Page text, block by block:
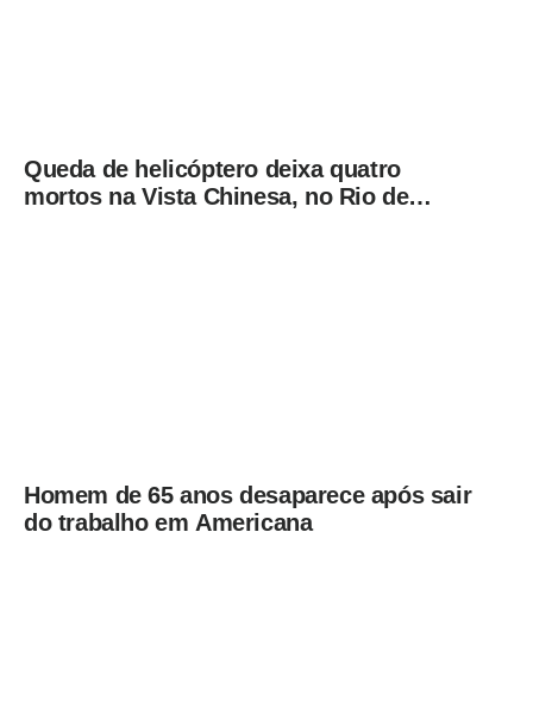
Queda de helicóptero deixa quatro
mortos na Vista Chinesa, no Rio de
Homem de 65 anos desaparece após sair
do trabalho em Americana